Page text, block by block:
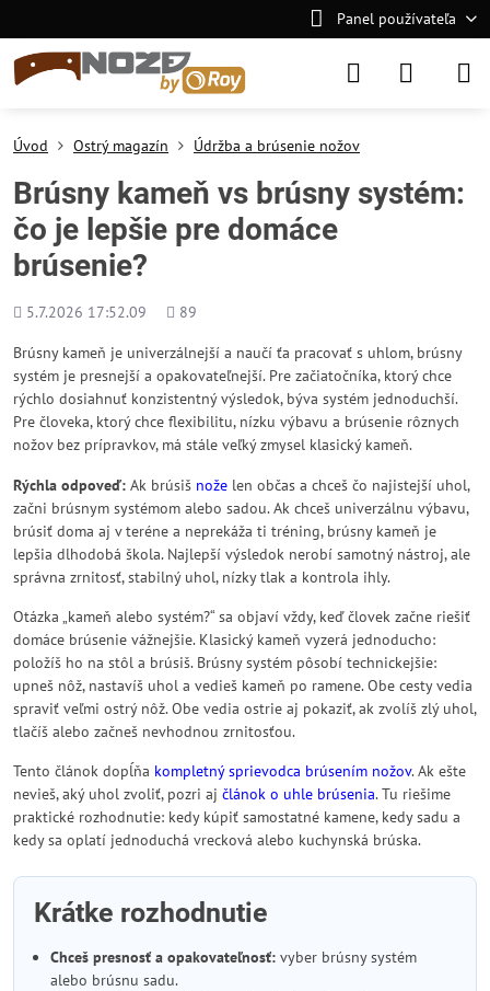
Panel používateľa
Úvod Ostrý magazín Údržba a brúsenie nožov
Brúsny kameň vs brúsny systém:
čo je lepšie pre domáce
brúsenie?
Pridané
5.7.2026 17:52.09
Počet
89
Brúsny kameň je univerzálnejší a naučí ťa pracovať s uhlom, brúsny
systém je presnejší a opakovateľnejší. Pre začiatočníka, ktorý chce
rýchlo dosiahnuť konzistentný výsledok, býva systém jednoduchší.
Pre človeka, ktorý chce flexibilitu, nízku výbavu a brúsenie rôznych
nožov bez prípravkov, má stále veľký zmysel klasický kameň.
Rýchla odpoveď: Ak brúsiš nože len občas a chceš čo najistejší uhol,
začni brúsnym systémom alebo sadou. Ak chceš univerzálnu výbavu,
brúsiť doma aj v teréne a neprekáža ti tréning, brúsny kameň je
lepšia dlhodobá škola. Najlepší výsledok nerobí samotný nástroj, ale
správna zrnitosť, stabilný uhol, nízky tlak a kontrola ihly.
Otázka „kameň alebo systém?“ sa objaví vždy, keď človek začne riešiť
domáce brúsenie vážnejšie. Klasický kameň vyzerá jednoducho:
položíš ho na stôl a brúsiš. Brúsny systém pôsobí technickejšie:
upneš nôž, nastavíš uhol a vedieš kameň po ramene. Obe cesty vedia
spraviť veľmi ostrý nôž. Obe vedia ostrie aj pokaziť, ak zvolíš zlý uhol,
tlačíš alebo začneš nevhodnou zrnitosťou.
Tento článok dopĺňa kompletný sprievodca brúsením nožov. Ak ešte
nevieš, aký uhol zvoliť, pozri aj článok o uhle brúsenia. Tu riešime
praktické rozhodnutie: kedy kúpiť samostatné kamene, kedy sadu a
kedy sa oplatí jednoduchá vrecková alebo kuchynská brúska.
Krátke rozhodnutie
Chceš presnosť a opakovateľnosť: vyber brúsny systém
alebo brúsnu sadu.